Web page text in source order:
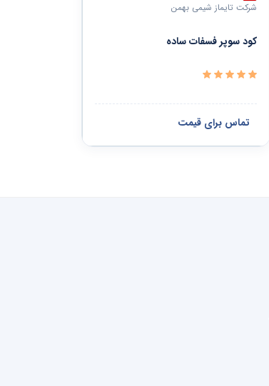
شرکت تایماز شیمی بهمن
کود سوپر فسفات ساده
تماس برای قیمت